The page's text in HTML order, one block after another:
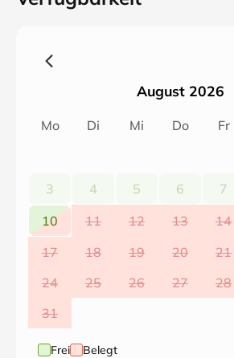
August 2026
Mo Di Mi Do Fr
3
4 5 6 7
10
11 12 13 14
17
18 19 20 21
24
25 26 27 28
31
Frei Belegt